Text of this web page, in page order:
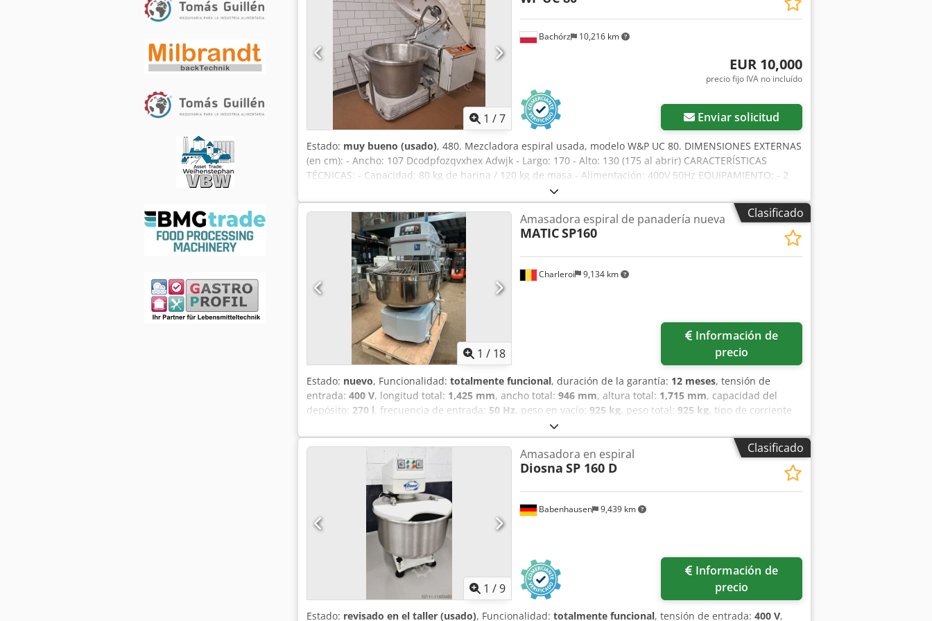
1 /7
Bachórz 10,216 km
EUR 10,000
precio fijo IVA no incluído
Enviar solicitud
Estado: muy bueno (usado), 480. Mezcladora espiral usada, modelo W&P UC 80. DIMENSIONES EXTERNAS
(en cm): - Ancho: 107 Dcodpfozqvxhex Adwjk - Largo: 170 - Alto: 130 (175 al abrir) CARACTERÍSTICAS
TÉCNICAS: - Capacidad: 80 kg de harina / 120 kg de masa - Alimentación: 400V 50Hz EQUIPAMIENTO: - 2
bandejas extraíbles El precio indicado es el precio neto. Opciones disponibles con cargo adicional:
transporte del equipo. HABLAMOS INGLÉS, ALEMÁN, FRANCÉS, RUSO Y UCRANIANO.
Clasificado
1 / 18
Charleroi 9,134 km
Amasadora espiral de panadería nueva
MATICSP160
precio
Estado: nuevo, Funcionalidad: totalmente funcional, duración de la garantía: 12 meses, tensión de
entrada: 400 V, longitud total: 1,425 mm, ancho total: 946 mm, altura total: 1,715 mm, capacidad del
depósito: 270 l, frecuencia de entrada: 50 Hz, peso en vacío: 925 kg, peso total: 925 kg, tipo de corriente
, Amasadora espiral industrial de alto rendimiento,
ideal para panaderías, pastelerías y pizzerías. Dcsdpfjzrpicjx Adwok Diseño: Construcción reforzada y
transmisión por correa. Velocidad: 2 velocidades con temporizador de 30 minutos. Herramienta: Espiral
monobloco para un amasado optimizado. Seguridad: Cumple con las normas CE y ROHS. Ficha técnica
(según el modelo) - Modelo SP80: Cubeta de 134 L | Harina máx. 50 kg | Potencia 2,6/5,2 kW | Peso 512 kg
- Modelo SP120: Cubeta de 194 L | Harina máx. 75 kg | Potencia 3,7/7,5 kW | Peso 670 kg - Modelo SP160:
Cubeta de 270 L | Harina máx. 100 kg | Potencia 5,5/10 kW | Peso 925 kg
Clasificado
1 /9
Babenhausen 9,439 km
Amasadora en espiral
Diosna SP 160 D
precio
Estado: revisado en el taller (usado), Funcionalidad: totalmente funcional, tensión de entrada: 400 V,